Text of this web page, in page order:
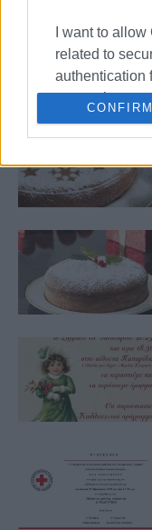
I want to
related to
authentication
prevention,
CONFIRM